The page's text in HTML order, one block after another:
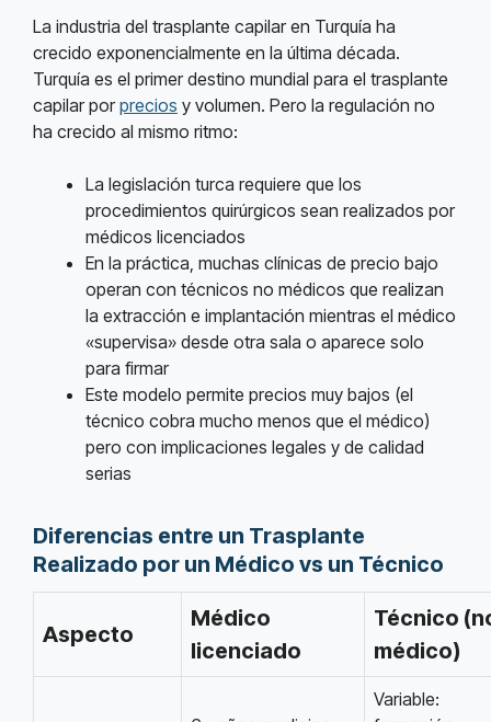
La industria del trasplante capilar en Turquía ha
crecido exponencialmente en la última década.
Turquía es el primer destino mundial para el trasplante
capilar porprecios y volumen. Pero la regulación no
ha crecido al mismo ritmo:
La legislación turca requiere que los
procedimientos quirúrgicos sean realizados por
médicos licenciados
En la práctica, muchas clínicas de precio bajo
operan con técnicos no médicos que realizan
la extracción e implantación mientras el médico
«supervisa» desde otra sala o aparece solo
para firmar
Este modelo permite precios muy bajos (el
técnico cobra mucho menos que el médico)
pero con implicaciones legales y de calidad
serias
Diferencias entre un Trasplante
Realizado por un Médico vs un Técnico
Aspecto
Médico
licenciado
Técnico
médico)
Variable: